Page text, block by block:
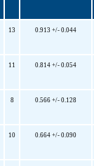
13 0.913 +/- 0.044
11 0.814 +/- 0.054
8 0.566 +/- 0.128
10 0.664 +/- 0.090